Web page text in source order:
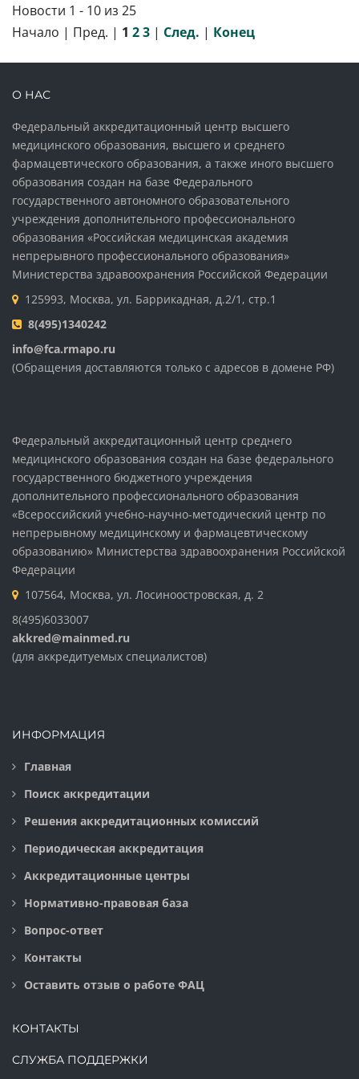
Новости 1 - 10 из 25
Начало | Пред. | 1 23 | След. | Конец
О НАС
Федеральный аккредитационный центр высшего
медицинского образования, высшего и среднего
фармацевтического образования, а также иного высшего
образования создан на базе Федерального
государственного автономного образовательного
учреждения дополнительного профессионального
образования «Российская медицинская академия
непрерывного профессионального образования»
Министерства здравоохранения Российской Федерации
125993, Москва, ул. Баррикадная, д.2/1, стр.1
8(495)1340242
info@fca.rmapo.ru
(Обращения доставляются только с адресов в домене РФ)
Федеральный аккредитационный центр среднего
медицинского образования создан на базе федерального
государственного бюджетного учреждения
дополнительного профессионального образования
«Всероссийский учебно-научно-методический центр по
непрерывному медицинскому и фармацевтическому
образованию» Министерства здравоохранения Российской
Федерации
107564, Москва, ул. Лосиноостровская, д. 2
8(495)6033007
akkred@mainmed.ru
(для аккредитуемых специалистов)
ИНФОРМАЦИЯ
Главная
Поиск аккредитации
Решения аккредитационных комиссий
Периодическая аккредитация
Аккредитационные центры
Нормативно-правовая база
Вопрос-ответ
Контакты
Оставить отзыв о работе ФАЦ
КОНТАКТЫ
СЛУЖБА ПОДДЕРЖКИ